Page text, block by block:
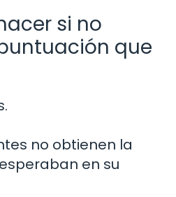
si no
que
no obtienen la
en su